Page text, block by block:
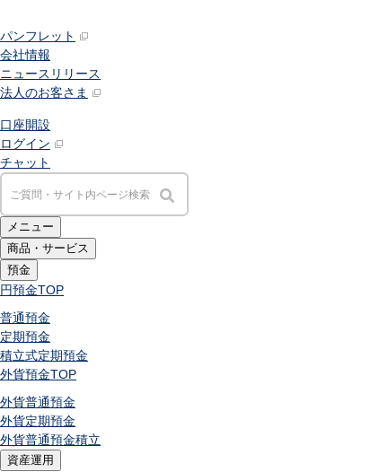
パンフレット
会社情報
ニュースリリース
法人のお客さま
口座開設
ログイン
チャット
メニュー
商品・サービス
預金
円預金TOP
普通預金
定期預金
積立式定期預金
外貨預金TOP
外貨普通預金
外貨定期預金
外貨普通預金積立
資産運用